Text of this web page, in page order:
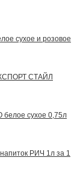
сухое и розовое
СТАЙЛ
сухое 0,75л
РИЧ 1л за 1